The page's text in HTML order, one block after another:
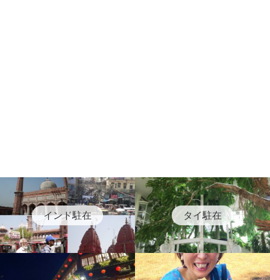
インド駐在 タイ駐在